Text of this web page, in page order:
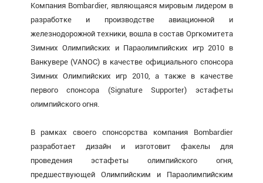
Компания Bombardier, являющаяся мировым лидером в
разработке и производстве авиационной и
железнодорожной техники, вошла в состав Оргкомитета
Зимних Олимпийских и Параолимпийских игр 2010 в
Ванкувере (VANOC) в качестве официального спонсора
Зимних Олимпийских игр 2010, а также в качестве
первого спонсора (Signature Supporter) эстафеты
олимпийского огня.
В рамках своего спонсорства компания Bombardier
разработает дизайн и изготовит факелы для
проведения эстафеты олимпийского огня,
предшествующей Олимпийским и Параолимпийским